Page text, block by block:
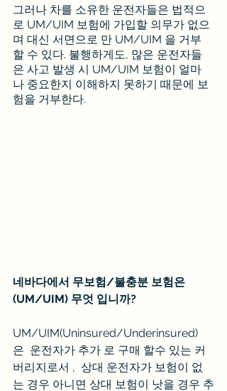
그러나 차를 소유한 운전자들은 법적으
로 UM/UIM 보험에 가입할 의무가 없으
며 대신 서면으로 만 UM/UIM 을 거부
할 수 있다. 불행하게도, 많은 운전자들
은 사고 발생 시 UM/UIM 보험이 얼마
나 중요한지 이해하지 못하기 때문에 보
험을 거부한다.
네바다에서 무보험/불충분 보험은
(UM/UIM) 무엇 입니까?
UM/UIM(Uninsured/Underinsured)
은  운전자가 추가 로 구매 할수 있는 커
버리지로서 ,  상대 운전자가 보험이 없
는 경우 아니면 상대 보험이 낫을 경우 추